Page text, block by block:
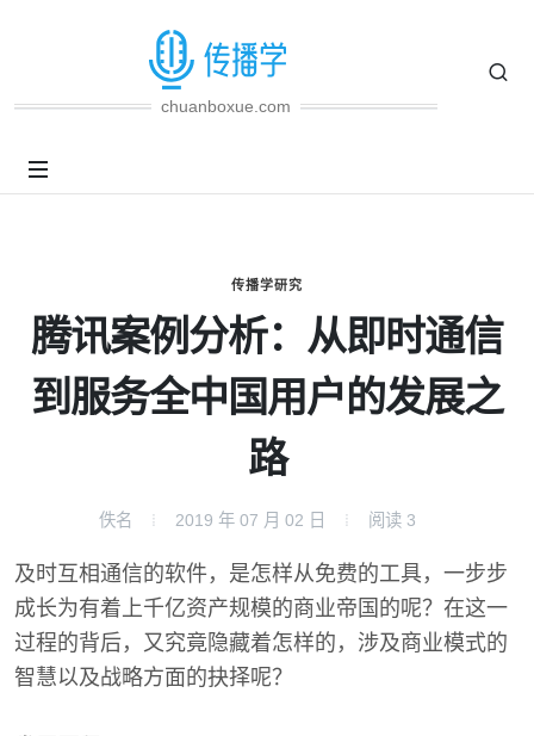
chuanboxue.com
传播学研究
腾讯案例分析：从即时通信
到服务全中国用户的发展之
路
佚名 2019 年 07 月 02 日 阅读 3
及时互相通信的软件，是怎样从免费的工具，一步步
成长为有着上千亿资产规模的商业帝国的呢？在这一
过程的背后，又究竟隐藏着怎样的，涉及商业模式的
智慧以及战略方面的抉择呢？